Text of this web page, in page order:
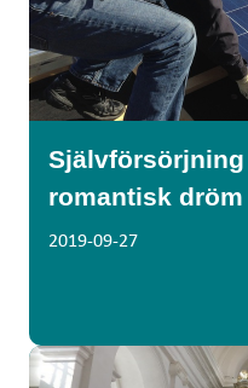
Självförsörjning
romantisk
2019-09-27